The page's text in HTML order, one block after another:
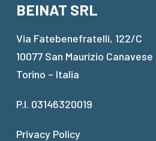
BEINAT SRL
Via Fatebenefratelli, 122/C
10077 San Maurizio Canavese
Torino – Italia
P.I. 03146320019
Privacy Policy